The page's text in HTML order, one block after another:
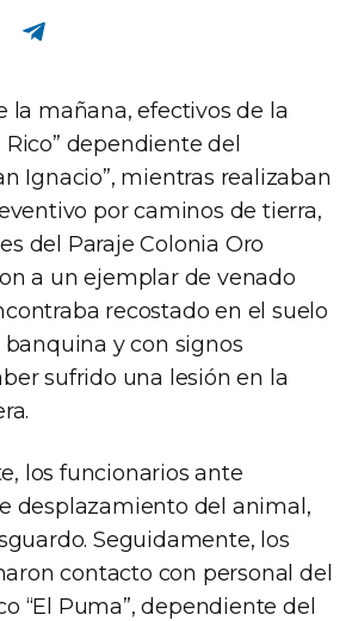
la mañana, efectivos de la
dependiente del
Ignacio”, mientras realizaban
por caminos de tierra,
del Paraje Colonia Oro
a un ejemplar de venado
recostado en el suelo
y con signos
sufrido una lesión en la
los funcionarios ante
desplazamiento del animal,
Seguidamente, los
contacto con personal del
“El Puma”, dependiente del